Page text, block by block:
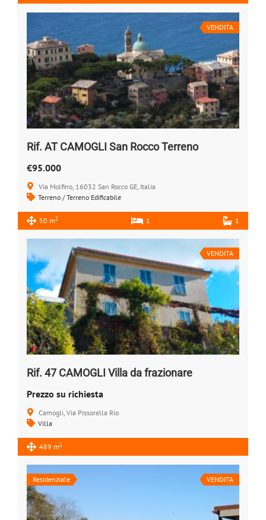
VENDITA
Rif. AT CAMOGLI San Rocco Terreno
€95.000
Via Molfino, 16032 San Rocco GE, Italia
Terreno / Terreno Edificabile
50 m2 1 1
VENDITA
Rif. 47 CAMOGLI Villa da frazionare
Prezzo su richiesta
Camogli, Via Pissorella Rio
Villa
489 m2
Residenziale VENDITA